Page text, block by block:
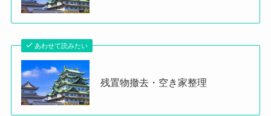
あわせて読みたい
残置物撤去・空き家整理